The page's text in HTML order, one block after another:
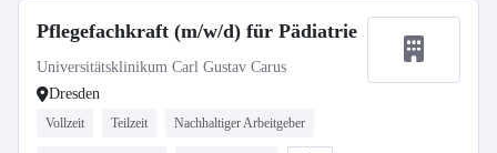
Pflegefachkraft (m/w/d) für Pädiatrie
Universitätsklinikum Carl Gustav Carus
Dresden
Vollzeit Teilzeit Nachhaltiger Arbeitgeber